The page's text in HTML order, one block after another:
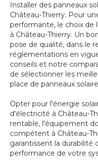
Installer des panneaux
Château-Thierry. Pour
performante, le choix de
à Château-Thierry. Un
pose de qualité, dans le
réglementations en
conseils et notre
de sélectionner les
place de panneaux
Opter pour l'énergie
d'électricité à Château-
rentable, l'équipement
compétent à Château-
garantissent la durabilité
performance de votre